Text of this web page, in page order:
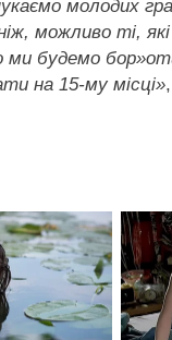
молодих
можливо ті,
будемо
на 15-му місці»